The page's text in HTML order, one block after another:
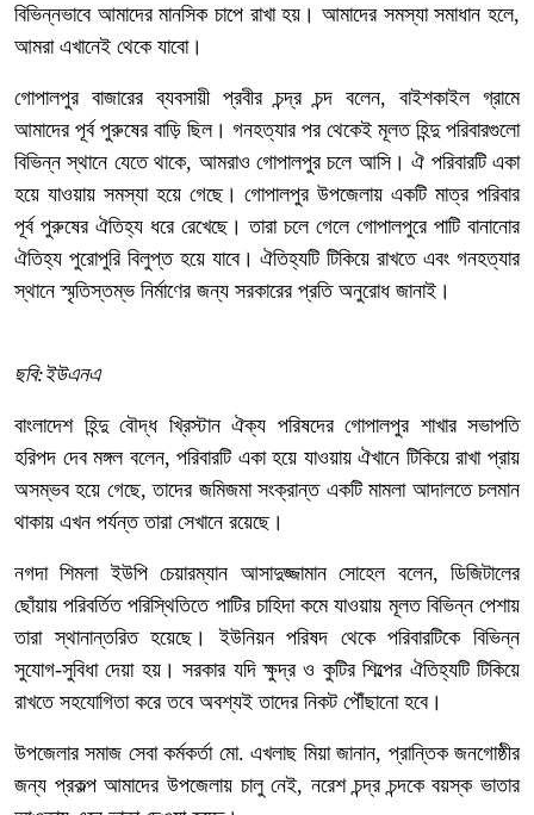
বিভিন্নভাবে আমাদের মানসিক চাপে রাখা হয়। আমাদের সমস্যা সমাধান হলে,
আমরা এখানেই থেকে যাবো।
গোপালপুর বাজারের ব্যবসায়ী প্রবীর চন্দ্র চন্দ বলেন, বাইশকাইল গ্রামে
আমাদের পূর্ব পুরুষের বাড়ি ছিল। গনহত্যার পর থেকেই মূলত হিন্দু পরিবারগুলো
বিভিন্ন স্থানে যেতে থাকে, আমরাও গোপালপুর চলে আসি। ঐ পরিবারটি একা
হয়ে যাওয়ায় সমস্যা হয়ে গেছে। গোপালপুর উপজেলায় একটি মাত্র পরিবার
পূর্ব পুরুষের ঐতিহ্য ধরে রেখেছে। তারা চলে গেলে গোপালপুরে পাটি বানানোর
ঐতিহ্য পুরোপুরি বিলুপ্ত হয়ে যাবে। ঐতিহ্যটি টিকিয়ে রাখতে এবং গনহত্যার
স্থানে স্মৃতিস্তম্ভ নির্মাণের জন্য সরকারের প্রতি অনুরোধ জানাই।
ছবি:ইউএনএ
বাংলাদেশ হিন্দু বৌদ্ধ খ্রিস্টান ঐক্য পরিষদের গোপালপুর শাখার সভাপতি
হরিপদ দেব মঙ্গল বলেন, পরিবারটি একা হয়ে যাওয়ায় ঐখানে টিকিয়ে রাখা প্রায়
অসম্ভব হয়ে গেছে, তাদের জমিজমা সংক্রান্ত একটি মামলা আদালতে চলমান
থাকায় এখন পর্যন্ত তারা সেখানে রয়েছে।
নগদা শিমলা ইউপি চেয়ারম্যান আসাদুজ্জামান সোহেল বলেন, ডিজিটালের
ছোঁয়ায় পরিবর্তিত পরিস্থিতিতে পাটির চাহিদা কমে যাওয়ায় মূলত বিভিন্ন পেশায়
তারা স্থানান্তরিত হয়েছে। ইউনিয়ন পরিষদ থেকে পরিবারটিকে বিভিন্ন
সুযোগ-সুবিধা দেয়া হয়। সরকার যদি ক্ষুদ্র ও কুটির শিল্পের ঐতিহ্যটি টিকিয়ে
রাখতে সহযোগিতা করে তবে অবশ্যই তাদের নিকট পৌঁছানো হবে।
উপজেলার সমাজ সেবা কর্মকর্তা মো. এখলাছ মিয়া জানান, প্রান্তিক জনগোষ্ঠীর
জন্য প্রকল্প আমাদের উপজেলায় চালু নেই, নরেশ চন্দ্র চন্দকে বয়স্ক ভাতার